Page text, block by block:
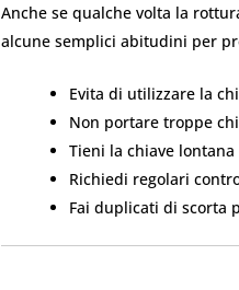
Anche se qualche volta la
alcune semplici abitudini per
Evita di utilizzare la
Non portare troppe
Tieni la chiave
Richiedi regolari
Fai duplicati di scorta